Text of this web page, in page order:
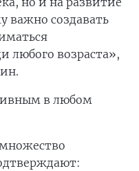
важно создавать
любого возраста»,
в любом